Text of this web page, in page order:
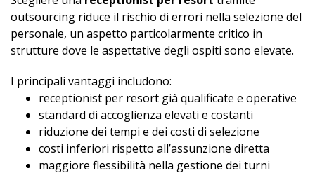
outsourcing riduce il rischio di errori nella selezione del
personale, un aspetto particolarmente critico in
strutture dove le aspettative degli ospiti sono elevate.
I principali vantaggi includono:
receptionist per resort già qualificate e operative
standard di accoglienza elevati e costanti
riduzione dei tempi e dei costi di selezione
costi inferiori rispetto all’assunzione diretta
maggiore flessibilità nella gestione dei turni